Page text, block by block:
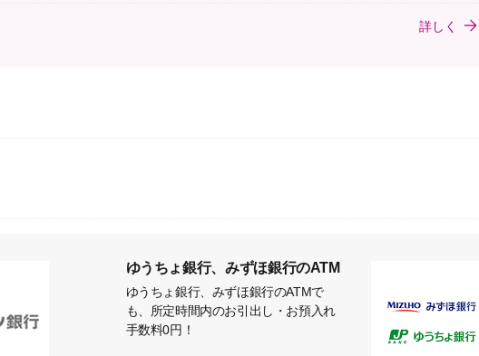
詳しく
ゆうちょ銀行、みずほ銀行のATM
ゆうちょ銀行、みずほ銀行のATMで
も、所定時間内のお引出し・お預入れ
手数料0円！